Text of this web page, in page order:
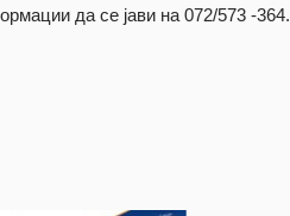
да се јави на 072/573 -364.